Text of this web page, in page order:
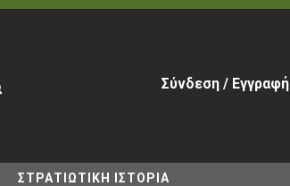
Σύνδεση / Εγγραφή
ΣΤΡΑΤΙΩΤΙΚΗ ΙΣΤΟΡΙΑ